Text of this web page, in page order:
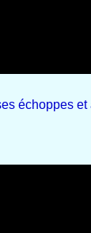
échoppes